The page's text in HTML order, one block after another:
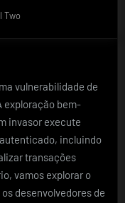
Two
vulnerabilidade de
exploração bem-
invasor execute
incluindo
transações
vamos explorar o
desenvolvedores de